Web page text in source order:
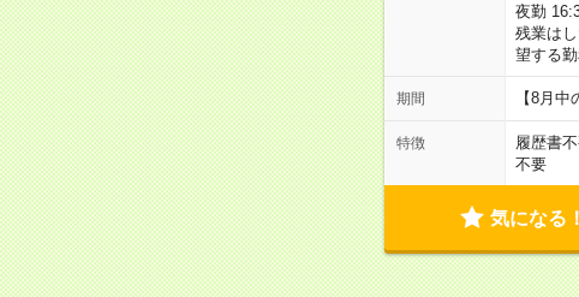
夜勤
残業は
望する
期間 【8月
特徴 履歴書
不要
気になる！